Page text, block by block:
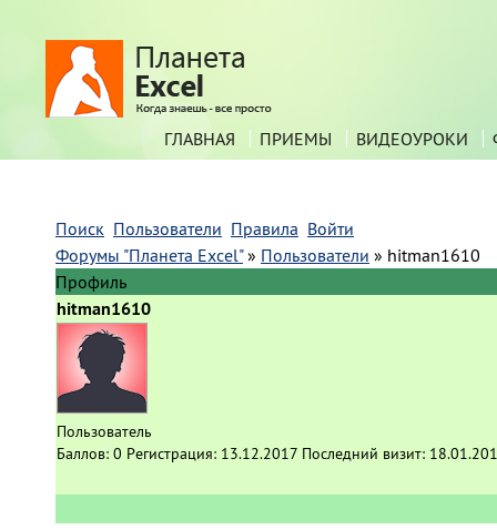
ГЛАВНАЯ ПРИЕМЫ ВИДЕОУРОКИ
Поиск Пользователи Правила Войти
Форумы "Планета Excel" » Пользователи » hitman1610
Профиль
hitman1610
Пользователь
Баллов: 0 Регистрация: 13.12.2017 Последний визит: